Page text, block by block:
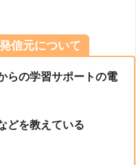
信元について
らの学習サポートの電
どを教えている